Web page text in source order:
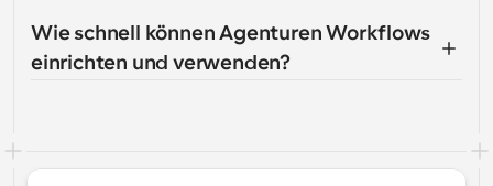
Wie schnell können Agenturen Workflows
einrichten und verwenden?